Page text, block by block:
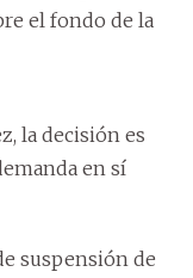
el fondo de la
la decisión es
en sí
suspensión de